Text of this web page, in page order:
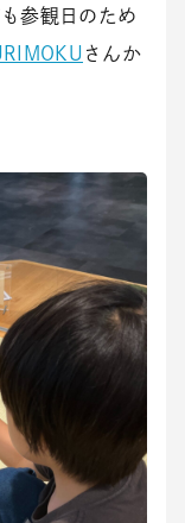
参観日のため
さんか